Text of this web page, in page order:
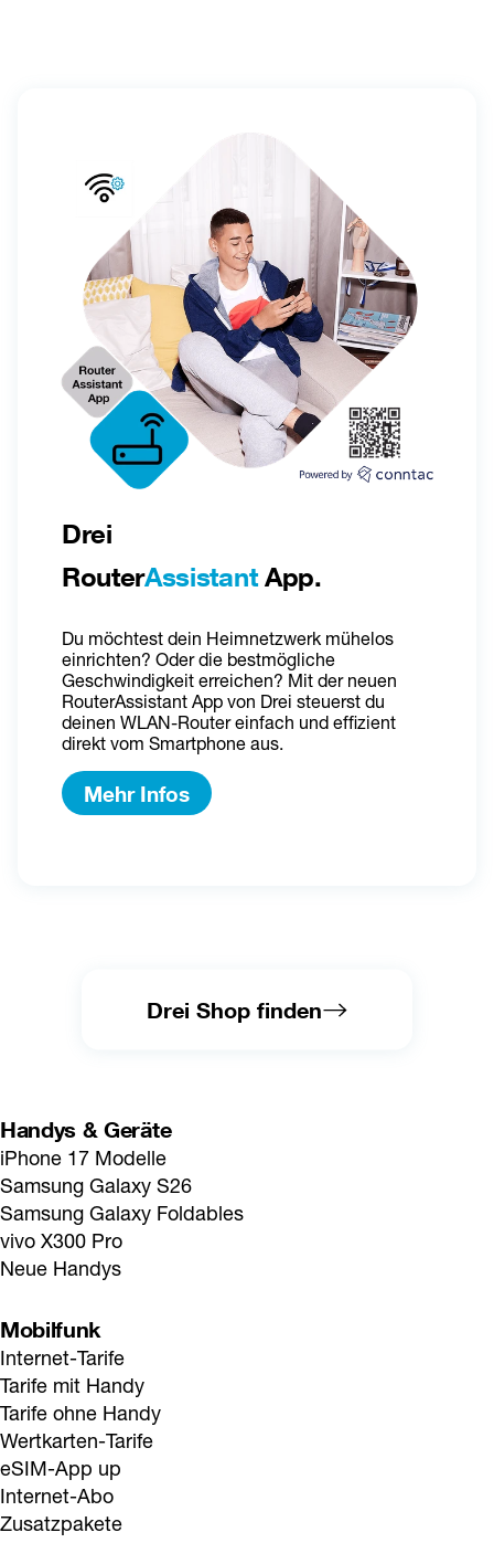
Drei
RouterAssistant App.
Du möchtest dein Heimnetzwerk mühelos
einrichten? Oder die bestmögliche
Geschwindigkeit erreichen? Mit der neuen
RouterAssistant App von Drei steuerst du
deinen WLAN-Router einfach und effizient
direkt vom Smartphone aus.
Mehr Infos
Drei Shop finden
Handys & Geräte
iPhone 17 Modelle
Samsung Galaxy S26
Samsung Galaxy Foldables
vivo X300 Pro
Neue Handys
Mobilfunk
Internet-Tarife
Tarife mit Handy
Tarife ohne Handy
Wertkarten-Tarife
eSIM-App up
Internet-Abo
Zusatzpakete